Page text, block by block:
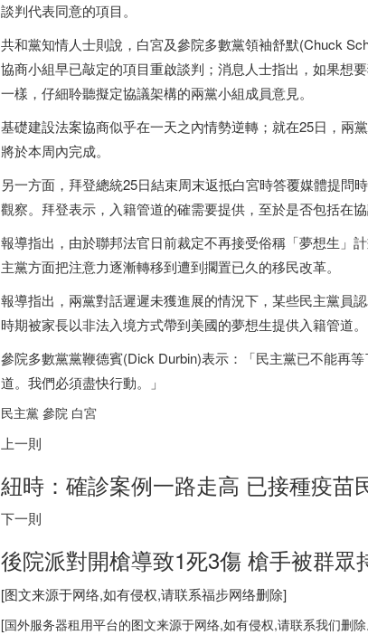
談判代表同意的項目。
共和黨知情人士則說，白宮及參院多數黨領袖舒默(Chuck
協商小組早已敲定的項目重啟談判；消息人士指出，如果想
一樣，仔細聆聽擬定協議架構的兩黨小組成員意見。
基礎建設法案協商似乎在一天之內情勢逆轉；就在25日，兩
將於本周內完成。
另一方面，拜登總統25日結束周末返抵白宮時答覆媒體提問
觀察。拜登表示，入籍管道的確需要提供，至於是否包括在
報導指出，由於聯邦法官日前裁定不再接受俗稱「夢想生」
主黨方面把注意力逐漸轉移到遭到擱置已久的移民改革。
報導指出，兩黨對話遲遲未獲進展的情況下，某些民主黨員
時期被家長以非法入境方式帶到美國的夢想生提供入籍管道。
參院多數黨黨鞭德賓(Dick Durbin)表示：「民主黨已不能再
道。我們必須盡快行動。」
民主黨 參院 白宮
上一則
紐時：確診案例一路走高 已接種疫苗
下一則
後院派對開槍導致1死3傷 槍手被群眾
[图文来源于网络,如有侵权,请联系福步网络删除]
[国外服务器租用平台的图文来源于网络,如有侵权,请联系我们删